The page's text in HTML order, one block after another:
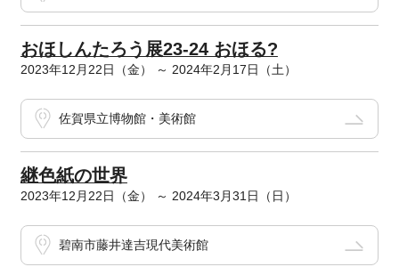
おほしんたろう展23-24 おほる?
2023年12月22日（金） ～ 2024年2月17日（土）
佐賀県立博物館・美術館
継色紙の世界
2023年12月22日（金） ～ 2024年3月31日（日）
碧南市藤井達吉現代美術館